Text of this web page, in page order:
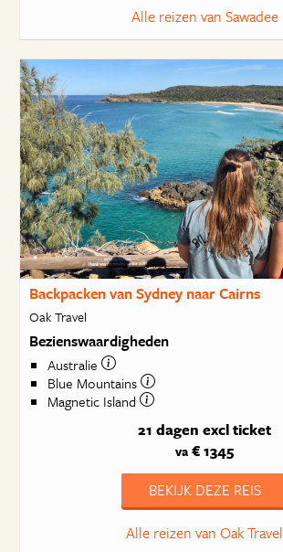
Alle reizen van Sawadee
Backpacken van Sydney naar Cairns
Oak Travel
Bezienswaardigheden
Australie
Blue Mountains
Magnetic Island
21 dagen excl ticket
va € 1345
BEKIJK DEZE REIS
Alle reizen van Oak Travel